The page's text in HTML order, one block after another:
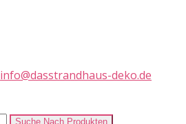
info@dasstrandhaus-deko.de